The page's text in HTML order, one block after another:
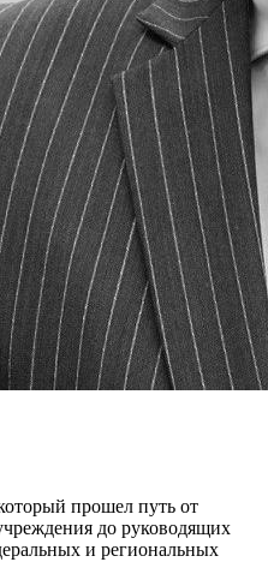
прошел путь от
до руководящих
и региональных